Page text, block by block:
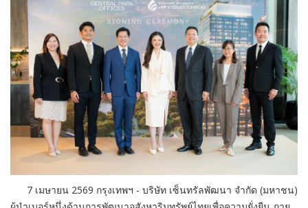
7 เมษายน 2569 กรุงเทพฯ - บริษัท เซ็นทรัลพัฒนา จำกัด (มหาชน)